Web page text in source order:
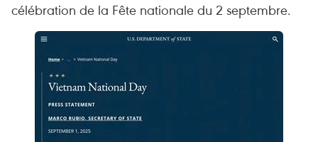
célébration de la Fête nationale du 2 septembre.